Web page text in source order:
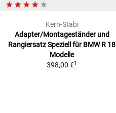
Kern-Stabi
Adapter/Montageständer und
RangiersatzSpeziell für BMW R 18
Modelle
398,00 €1